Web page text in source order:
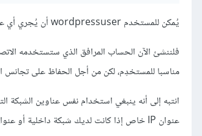
يُمكن للمستخدم wordpressuser أن يُجري أي عملية على قاعدة البيانات wordpress بشرطِ أن يكون متصلا من خادوم قاعدة البيانات.
مناسبا للمستخدِم، لكن من أجل الحفاظ على تجانس
عنوان IP خاص إذا كانت لديك شبكة داخلية أو عنوان IP عمومي في الحالة المغايِرة، مع التوافق مع إعدادات الملف المذكور سابقا.